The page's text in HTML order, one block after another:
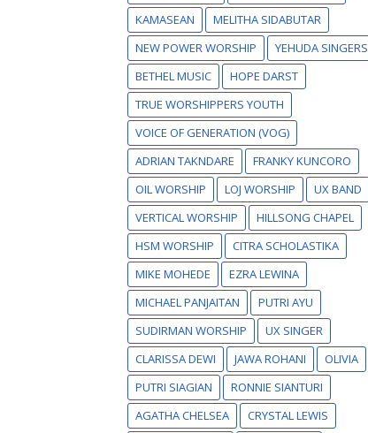
KAMASEAN
MELITHA SIDABUTAR
NEW POWER WORSHIP
YEHUDA SINGERS
BETHEL MUSIC
HOPE DARST
TRUE WORSHIPPERS YOUTH
VOICE OF GENERATION (VOG)
ADRIAN TAKNDARE
FRANKY KUNCORO
OIL WORSHIP
LOJ WORSHIP
UX BAND
VERTICAL WORSHIP
HILLSONG CHAPEL
HSM WORSHIP
CITRA SCHOLASTIKA
MIKE MOHEDE
EZRA LEWINA
MICHAEL PANJAITAN
PUTRI AYU
SUDIRMAN WORSHIP
UX SINGER
CLARISSA DEWI
JAWA ROHANI
OLIVIA
PUTRI SIAGIAN
RONNIE SIANTURI
AGATHA CHELSEA
CRYSTAL LEWIS